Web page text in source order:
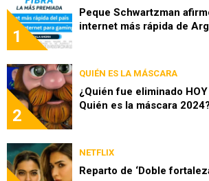
1
Peque Schwartzman
internet más rápida de
2
QUIÉN ES LA MÁSCARA
¿Quién fue eliminado
Quién es la máscara 2024?
NETFLIX
Reparto de ‘Doble